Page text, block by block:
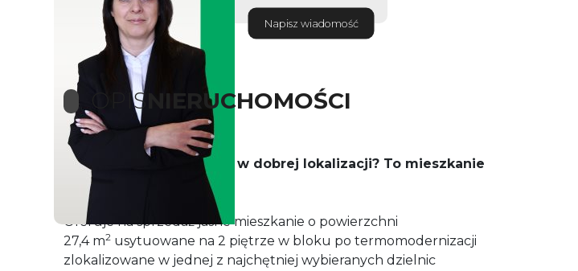
Napisz wiadomość
OPIS NIERUCHOMOŚCI
Poszukujesz mieszkania w dobrej lokalizacji? To mieszkanie
jest dla Ciebie !
Oferuje na sprzedaż jasne mieszkanie o powierzchni
27,4 m2 usytuowane na 2 piętrze w bloku po termomodernizacji
zlokalizowane w jednej z najchętniej wybieranych dzielnic